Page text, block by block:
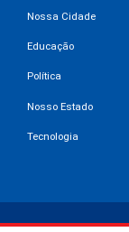
Nossa Cidade
Educação
Política
Nosso Estado
Tecnologia